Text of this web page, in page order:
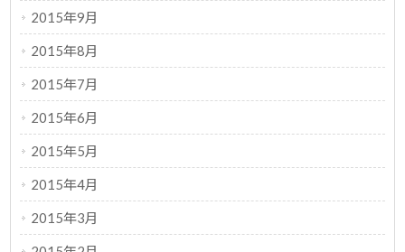
2015年9月
2015年8月
2015年7月
2015年6月
2015年5月
2015年4月
2015年3月